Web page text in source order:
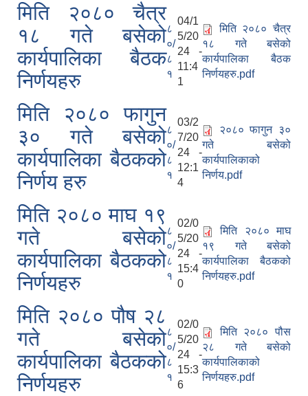
मिति २०८० चैत्र
१८ गते बसेको
कार्यपालिका बैठक
निर्णयहरु
८
०/
८
१
04/1
5/20
24 -
11:4
1
मिति २०८० चैत्र
१८ गते बसेको
कार्यपालिका बैठक
निर्णयहरु.pdf
मिति २०८० फागुन
३० गते बसेको
कार्यपालिका बैठकको
निर्णय हरु
८
०/
८
१
03/2
7/20
24 -
12:1
4
२०८० फागुन ३०
गते बसेको
कार्यपालिकाको
निर्णय.pdf
मिति २०८० माघ १९
गते बसेको
कार्यपालिका बैठकको
निर्णयहरु
८
०/
८
१
02/0
5/20
24 -
15:4
0
मिति २०८० माघ
१९ गते बसेको
कार्यपालिका बैठकको
निर्णयहरु.pdf
मिति २०८० पौष २८
गते बसेको
कार्यपालिका बैठकको
निर्णयहरु
८
०/
८
१
02/0
5/20
24 -
15:3
6
मिति २०८० पौस
२८ गते बसेको
कार्यपालिकाको
निर्णयहरु.pdf